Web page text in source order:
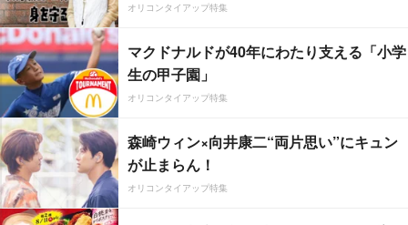
オリコンタイアップ特集
マクドナルドが40年にわたり支える「小学
生の甲子園」
オリコンタイアップ特集
森崎ウィン×向井康二“両片思い”にキュン
が止まらん！
オリコンタイアップ特集